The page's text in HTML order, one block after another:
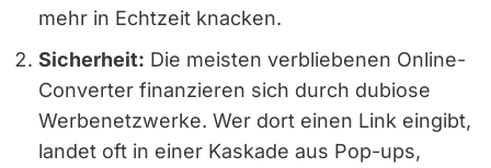
mehr in Echtzeit knacken.
Sicherheit: Die meisten verbliebenen Online-
Converter finanzieren sich durch dubiose
Werbenetzwerke. Wer dort einen Link eingibt,
landet oft in einer Kaskade aus Pop-ups,